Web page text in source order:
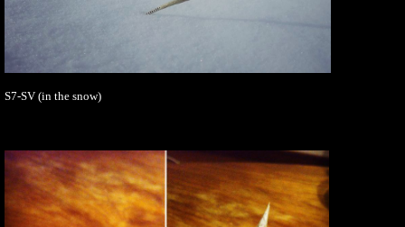
S7-SV (in the snow)